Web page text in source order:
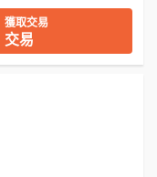
獲取交易
交易